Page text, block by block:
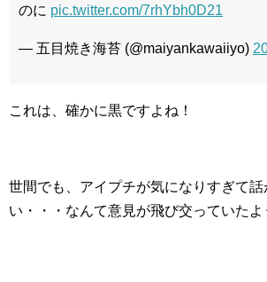
のに pic.twitter.com/7rhYbh0D21
— 五目焼き海苔 (@maiyankawaiiyo)
これは、確かに黒ですよね！
世間でも、アイプチが気になりすぎて
い・・・なんて意見が飛び交っていた